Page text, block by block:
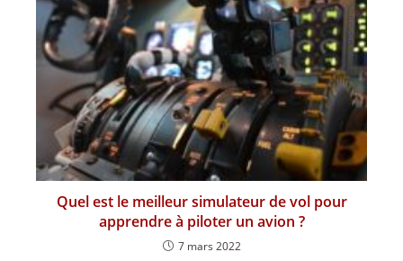
Quel est le meilleur simulateur de vol pour
apprendre à piloter un avion ?
7 mars 2022